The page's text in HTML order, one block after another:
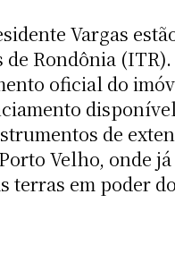
Vargas
Rondônia
oficial do
de
Velho, onde
terras em poder